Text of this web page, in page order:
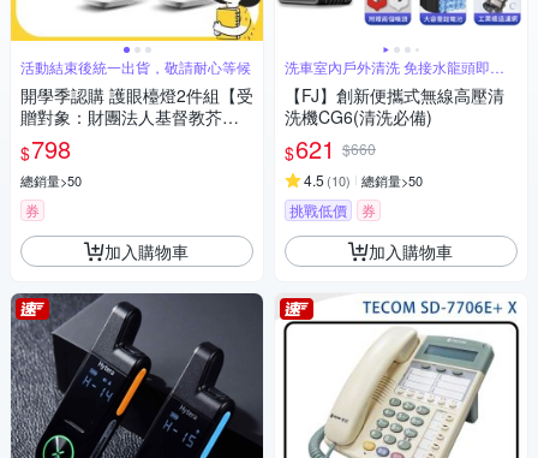
活動結束後統一出貨，敬請耐心等候
開學季認購 護眼檯燈2件組【受
贈對象：財團法人基督教芥菜
種會】(您不會收到商品)
$798
總銷量>50
券
加入購物車
洗車室內戶外清洗 免接水龍頭即可
高壓清洗
【FJ】創新便攜式無線高壓清
洗機CG6(清洗必備)
$621 $660
4.5 (10) 總銷量>50
挑戰低價 券
加入購物車